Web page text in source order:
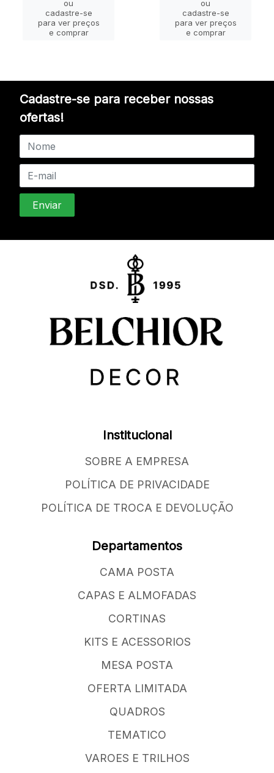
ou
cadastre-se
para ver preços
e comprar
ou
cadastre-se
para ver preços
e comprar
Cadastre-se para receber nossas
ofertas!
Institucional
SOBRE A EMPRESA
POLÍTICA DE PRIVACIDADE
POLÍTICA DE TROCA E DEVOLUÇÃO
Departamentos
CAMA POSTA
CAPAS E ALMOFADAS
CORTINAS
KITS E ACESSORIOS
MESA POSTA
OFERTA LIMITADA
QUADROS
TEMATICO
VAROES E TRILHOS